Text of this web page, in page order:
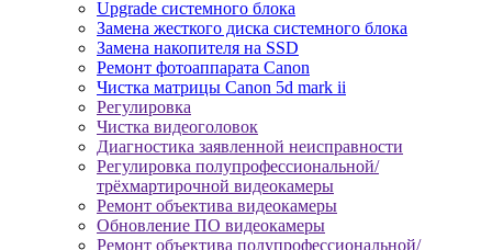
Upgrade системного блока
Замена жесткого диска системного блока
Замена накопителя на SSD
Ремонт фотоаппарата Canon
Чистка матрицы Canon 5d mark ii
Регулировка
Чистка видеоголовок
Диагностика заявленной неисправности
Регулировка полупрофессиональной/
трёхмартирочной видеокамеры
Ремонт объектива видеокамеры
Обновление ПО видеокамеры
Ремонт объектива полупрофессиональной/